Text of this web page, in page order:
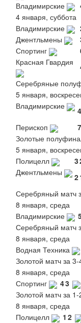
Владимирские
4 января, суббота
Владимирские
Джентльмены
Спортинг
Красная Гвардия
Серебряные
5 января,
Владимирские
4
Перископ
7
Золотые
5 января,
Полицелл
3
Джентльмены
2
Серебряный матч
8 января, среда
Владимирские
Серебряный матч
8 января, среда
Водная Техника
Золотой матч за
8 января, среда
Спортинг
43
Золотой матч за
8 января, среда
Полицелл
1 2